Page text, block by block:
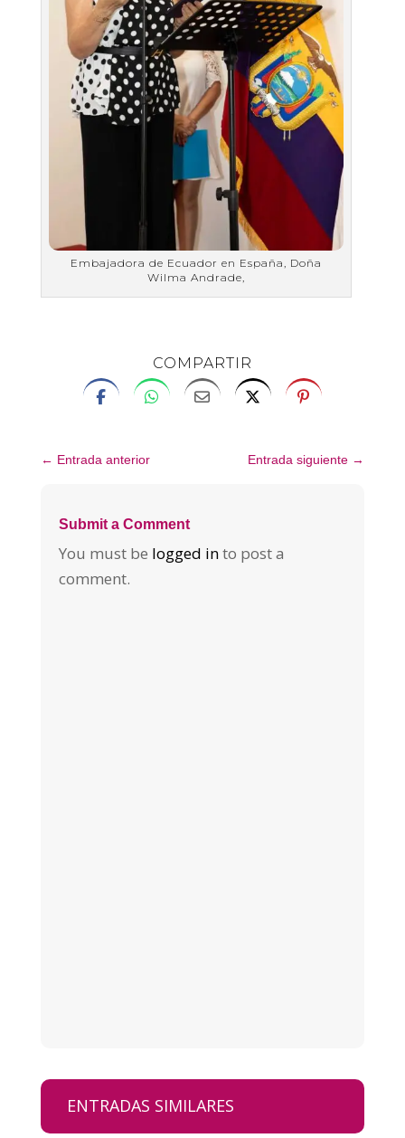
Embajadora de Ecuador en España, Doña
Wilma Andrade,
COMPARTIR
← Entrada anterior Entrada siguiente →
Submit a Comment
You must be logged into post a
comment.
ENTRADAS SIMILARES